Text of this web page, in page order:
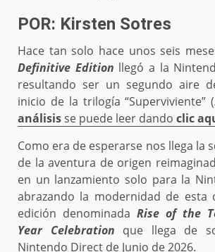
POR: Kirsten Sotres
Hace tan solo hace unos seis
Definitive Edition llegó a la
resultando ser un segundo aire
inicio de la trilogía “Superviviente” (
análisisse puede leer dando clic
Como era de esperarse nos llega la
de la aventura de origen
en un lanzamiento solo para la
abrazando la modernidad de esta
edición denominada Rise of the
Year Celebration que llega de
Nintendo Direct de Junio de 2026.